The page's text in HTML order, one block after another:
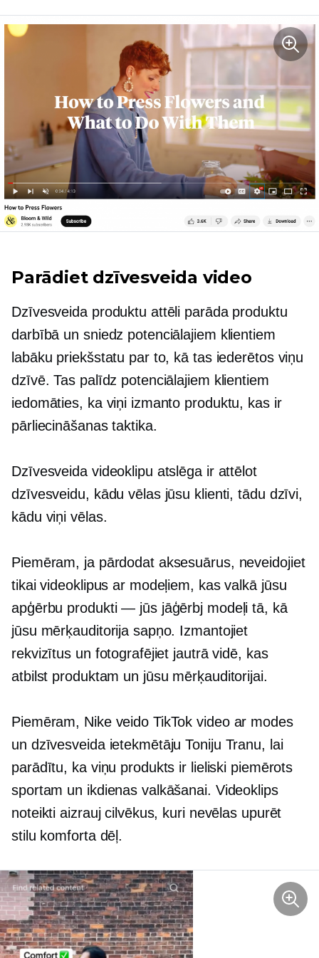
Parādiet dzīvesveida video
Dzīvesveida produktu attēli parāda produktu
darbībā un sniedz potenciālajiem klientiem
labāku priekšstatu par to, kā tas iederētos viņu
dzīvē. Tas palīdz potenciālajiem klientiem
iedomāties, ka viņi izmanto produktu, kas ir
pārliecināšanas taktika.
Dzīvesveida videoklipu atslēga ir attēlot
dzīvesveidu, kādu vēlas jūsu klienti, tādu dzīvi,
kādu viņi vēlas.
Piemēram, ja pārdodat aksesuārus, neveidojiet
tikai videoklipus ar modeļiem, kas valkā jūsu
apģērbu produkti — jūsjāģērbj modeļi tā, kā
jūsu mērķauditorija sapņo. Izmantojiet
rekvizītus un fotografējiet jautrā vidē, kas
atbilst produktam un jūsu mērķauditorijai.
Piemēram, Nike veido TikTok video ar modes
un dzīvesveida ietekmētāju Toniju Tranu, lai
parādītu, ka viņu produkts ir lieliski piemērots
sportam un ikdienas valkāšanai. Videoklips
noteikti aizrauj cilvēkus, kuri nevēlas upurēt
stilu komforta dēļ.